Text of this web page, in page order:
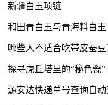
新疆白玉项链
和田青白玉与青海料白玉
哪些人不适合吃带皮蚕
探寻虎丘塔里的“秘色瓷
源安达快递单号查询自